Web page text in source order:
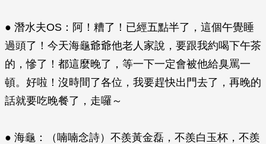
● 潛水夫OS：阿！糟了！已經五點半了，這個午覺睡
過頭了！今天海龜爺爺他老人家說，要跟我約喝下午茶
的，慘了！都這麼晚了，等一下一定會被他給臭罵一
頓。好啦！沒時間了各位，我要趕快出門去了，再晚的
話就要吃晚餐了，走囉～
● 海龜：（喃喃念詩）不羨黃金磊，不羨白玉杯，不羨